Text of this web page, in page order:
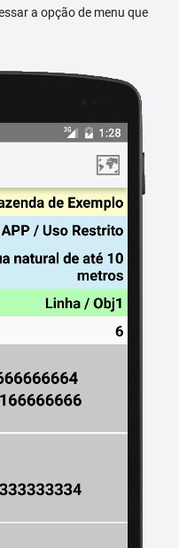
a opção de menu que